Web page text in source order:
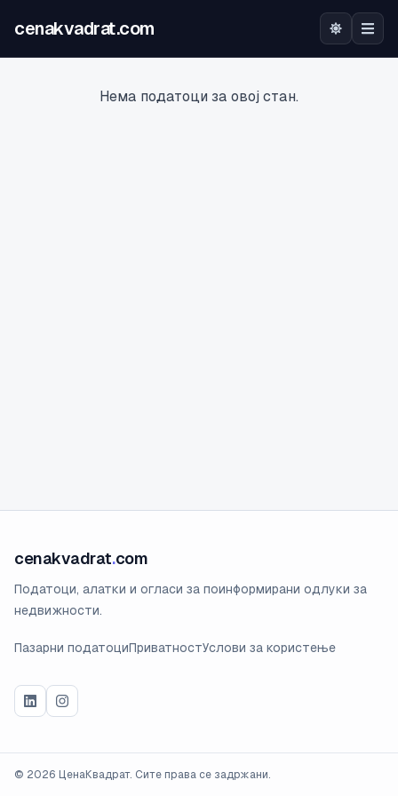
cenakvadrat.com
Нема податоци за овој стан.
cenakvadrat.com
Податоци, алатки и огласи за поинформирани одлуки за
недвижности.
Пазарни податоциПриватностУслови за користење
© 2026 ЦенаКвадрат. Сите права се задржани.